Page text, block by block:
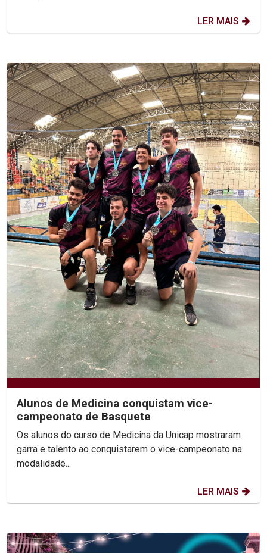
LER MAIS
Alunos de Medicina conquistam vice-
campeonato de Basquete
Os alunos do curso de Medicina da Unicap mostraram
garra e talento ao conquistarem o vice-campeonato na
modalidade...
LER MAIS